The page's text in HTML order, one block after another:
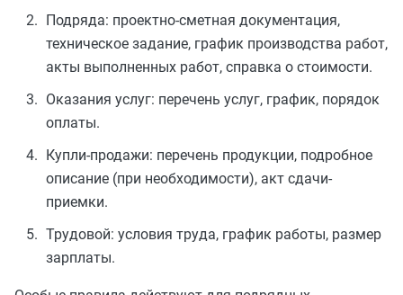
Подряда: проектно-сметная документация,
техническое задание, график производства работ,
акты выполненных работ, справка о стоимости.
Оказания услуг: перечень услуг, график, порядок
оплаты.
Купли-продажи: перечень продукции, подробное
описание (при необходимости), акт сдачи-
приемки.
Трудовой: условия труда, график работы, размер
зарплаты.